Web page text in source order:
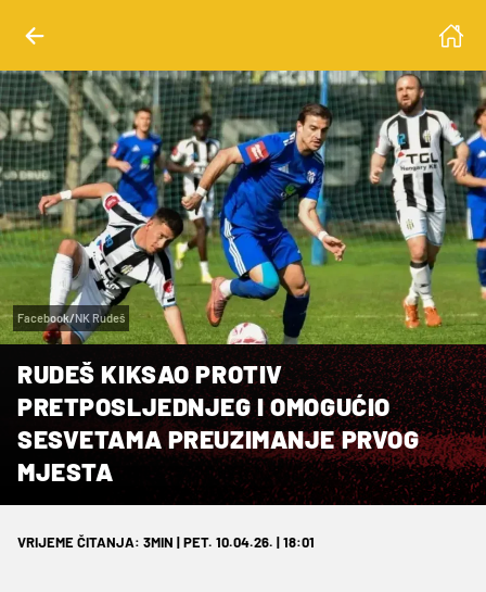
Facebook/NK Rudeš
RUDEŠ KIKSAO PROTIV
PRETPOSLJEDNJEG I OMOGUĆIO
SESVETAMA PREUZIMANJE PRVOG
MJESTA
VRIJEME ČITANJA: 3MIN | PET. 10.04.26. | 18:01